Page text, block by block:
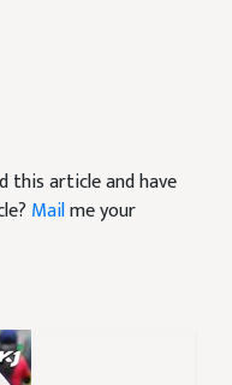
this article and have
Mailme your